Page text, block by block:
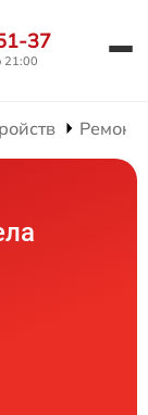
37
21:00
Ремонт